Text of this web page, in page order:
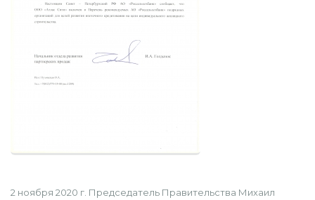
2 ноября 2020 г. Председатель Правительства Михаил